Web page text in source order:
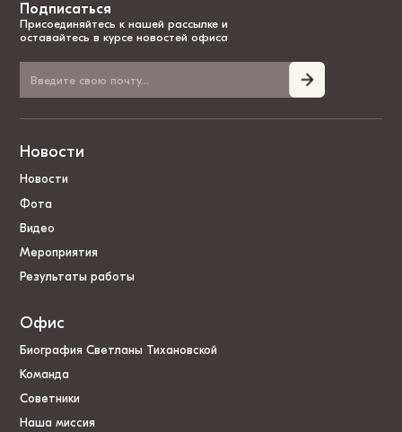
Подписаться
Присоединяйтесь к нашей рассылке и
оставайтесь в курсе новостей офиса
Новости
Новости
Фота
Видео
Мероприятия
Результаты работы
Офис
Биография Светланы Тихановской
Команда
Советники
Наша миссия